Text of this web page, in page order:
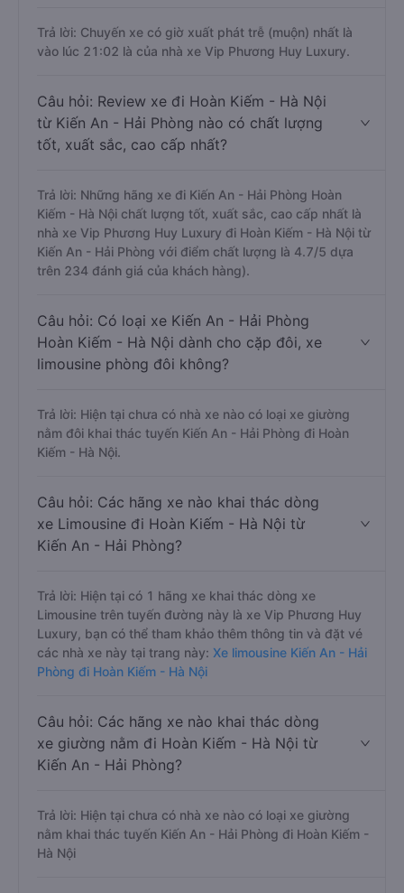
Trả lời: Chuyến xe có giờ xuất phát trễ (muộn) nhất là
vào lúc 21:02 là của nhà xe Vip Phương Huy Luxury.
Câu hỏi: Review xe đi Hoàn Kiếm - Hà Nội
từ Kiến An - Hải Phòng nào có chất lượng
tốt, xuất sắc, cao cấp nhất?
Trả lời: Những hãng xe đi Kiến An - Hải Phòng Hoàn
Kiếm - Hà Nội chất lượng tốt, xuất sắc, cao cấp nhất là
nhà xe Vip Phương Huy Luxury đi Hoàn Kiếm - Hà Nội từ
Kiến An - Hải Phòng với điểm chất lượng là 4.7/5 dựa
trên 234 đánh giá của khách hàng).
Câu hỏi: Có loại xe Kiến An - Hải Phòng
Hoàn Kiếm - Hà Nội dành cho cặp đôi, xe
limousine phòng đôi không?
Trả lời: Hiện tại chưa có nhà xe nào có loại xe giường
nằm đôi khai thác tuyến Kiến An - Hải Phòng đi Hoàn
Kiếm - Hà Nội.
Câu hỏi: Các hãng xe nào khai thác dòng
xe Limousine đi Hoàn Kiếm - Hà Nội từ
Kiến An - Hải Phòng?
Trả lời: Hiện tại có 1 hãng xe khai thác dòng xe
Limousine trên tuyến đường này là xe Vip Phương Huy
Luxury, bạn có thể tham khảo thêm thông tin và đặt vé
các nhà xe này tại trang này: Xe limousine Kiến An - Hải
Phòng đi Hoàn Kiếm - Hà Nội
Câu hỏi: Các hãng xe nào khai thác dòng
xe giường nằm đi Hoàn Kiếm - Hà Nội từ
Kiến An - Hải Phòng?
Trả lời: Hiện tại chưa có nhà xe nào có loại xe giường
nằm khai thác tuyến Kiến An - Hải Phòng đi Hoàn Kiếm -
Hà Nội